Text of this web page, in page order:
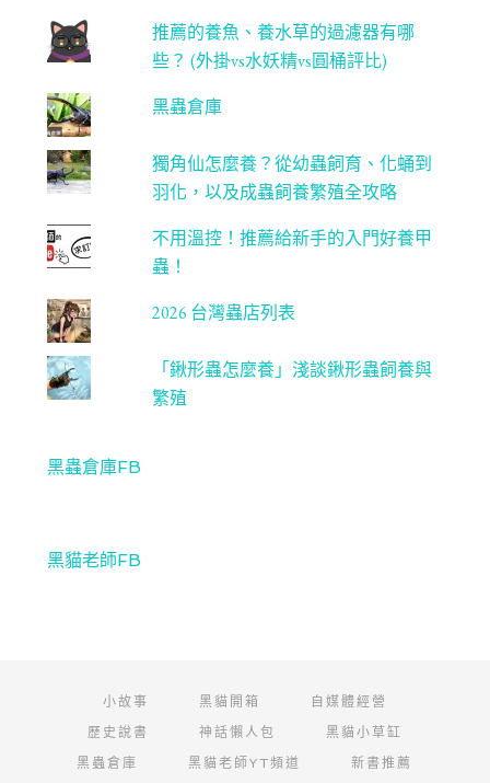
推薦的養魚、養水草的過濾器有哪
些？ (外掛vs水妖精vs圓桶評比)
黑蟲倉庫
獨角仙怎麼養？從幼蟲飼育、化蛹到
羽化，以及成蟲飼養繁殖全攻略
不用溫控！推薦給新手的入門好養甲
蟲！
2026 台灣蟲店列表
「鍬形蟲怎麼養」淺談鍬形蟲飼養與
繁殖
黑蟲倉庫FB
黑貓老師FB
小故事 黑貓開箱
自媒體經營
歷史說書
神話懶人包
黑貓小草缸
黑蟲倉庫
黑貓老師YT頻道 新書推薦